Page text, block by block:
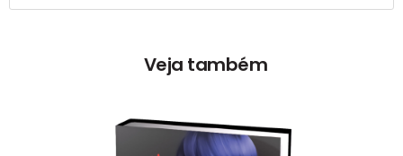
Veja também